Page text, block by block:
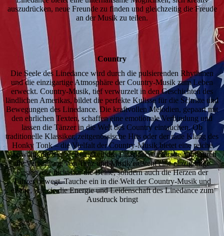
auszudrücken, neue Freunde zu finden und gleichzeitig die Freude
an der Musik zu teilen.
Country
Die Seele des Linedance wird durch die pulsierenden Rhythmen
und die einzigartige Atmosphäre der Country-Musik zum Leben
erweckt. Country-Musik, tief verwurzelt in den Geschichten des
ländlichen Amerikas, bildet die perfekte Kulisse für die Schritte und
Bewegungen des Linedance. Die kraftvollen Melodien, gepaart mit
den ehrlichen Texten, schaffen eine emotionale Verbindung und
lassen die Tänzer in die Welt des Country eintauchen. Ob
traditionelle Klassiker, zeitgenössische Hits oder der raue Klang des
Honky Tonk – die Vielfalt der Country-Musik bietet eine reiche
Auswahl, die die Vielseitigkeit des Linedance unterstreicht. Durch
die Verbindung von Tanz und Musik entsteht eine einzigartige
Fusion, die nicht nur die Beine, sondern auch die Herzen der
Tänzer bewegt. Tauche ein in die Welt der Country-Musik und
erlebe, wie sie die Energie und Leidenschaft des Linedance zum
Ausdruck bringt